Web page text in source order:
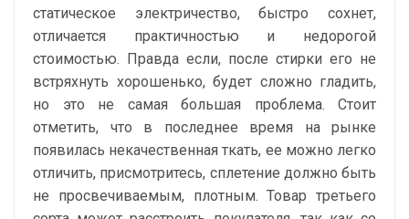
статическое электричество, быстро сохнет,
отличается практичностью и недорогой
стоимостью. Правда если, после стирки его не
встряхнуть хорошенько, будет сложно гладить,
но это не самая большая проблема. Стоит
отметить, что в последнее время на рынке
появилась некачественная ткать, ее можно легко
отличить, присмотритесь, сплетение должно быть
не просвечиваемым, плотным. Товар третьего